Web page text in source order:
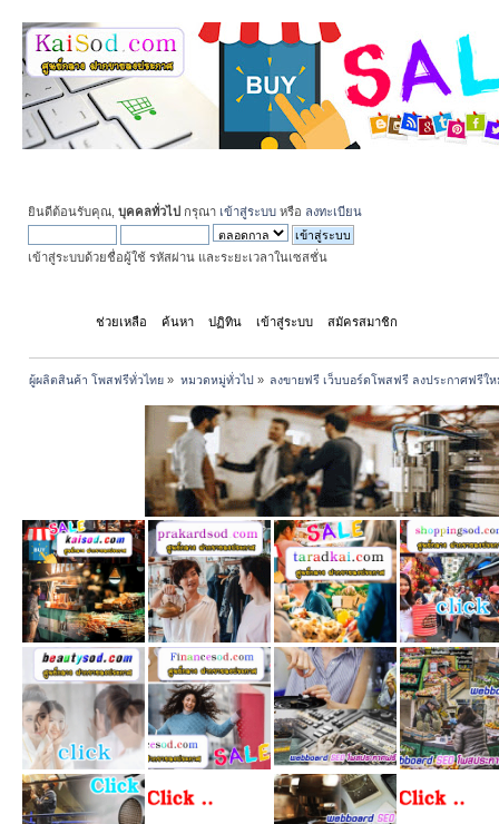
ยินดีต้อนรับคุณ, บุคคลทั่วไป กรุณา เข้าสู่ระบบ หรือ ลงทะเบียน
เข้าสู่ระบบด้วยชื่อผู้ใช้ รหัสผ่าน และระยะเวลาในเซสชั่น
ช่วยเหลือ ค้นหา ปฏิทิน เข้าสู่ระบบ สมัครสมาชิก
ผู้ผลิตสินค้า โพสฟรีทั่วไทย » หมวดหมู่ทั่วไป» ลงขายฟรี เว็บบอร์ดโพสฟรี ลงประกาศฟรีให